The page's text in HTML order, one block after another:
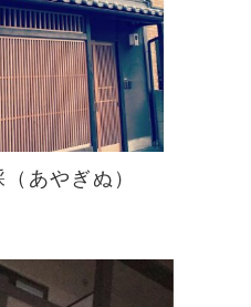
あやぎぬ）